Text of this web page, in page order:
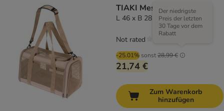
TIAKI Mesh Tragetasche
L 46 x B 28 x H 28 cm
-25.01% sonst28,99 €
Der niedrigste
Preis der letzten
30 Tage vor dem
Rabatt
21,74 €
Not rated
Zum Warenkorb
hinzufügen